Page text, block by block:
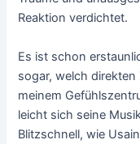
Reaktion verdichtet.
Es ist schon
sogar, welch
meinem
leicht sich seine
Blitzschnell, wie